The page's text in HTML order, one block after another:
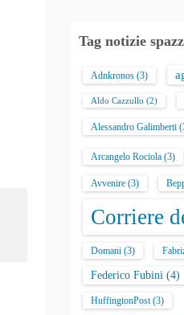
Tag notizie
Adnkronos (3)
Aldo Cazzullo (2)
Alessandro Galimberti
Arcangelo Rociola (3)
Avvenire (3)
Corriere
Domani (3)
Federico Fubini (4)
HuffingtonPost(3)